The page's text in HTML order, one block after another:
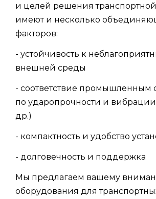
и целей решения
имеют и несколько
факторов:
- устойчивость к
внешней среды
- соответствие промышленным
по ударопрочности и вибрации
др.)
- компактность и удобство
- долговечность и поддержка
Мы предлагаем вашему
оборудования для